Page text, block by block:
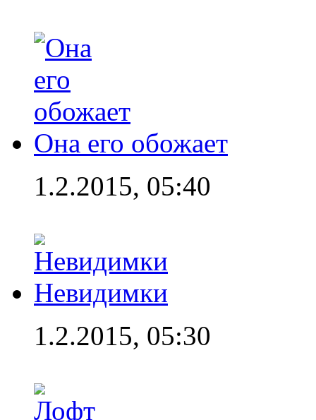
Она его обожает
1.2.2015, 05:40
Невидимки
1.2.2015, 05:30